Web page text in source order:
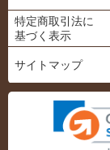
特定商取引法に
基づく表示
サイトマップ